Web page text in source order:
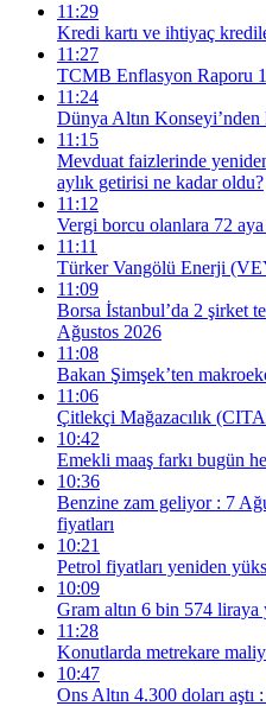
11:29
Kredi kartı ve ihtiyaç
11:27
TCMB Enflasyon Raporu
11:24
Dünya Altın
11:15
Mevduat faizlerinde
aylık getirisi ne kadar oldu?
11:12
Vergi borcu olanlara 72 aya
11:11
Türker Vangölü Enerji
11:09
Borsa İstanbul’da 2 şirket
Ağustos 2026
11:08
Bakan Şimşek’ten
11:06
Çitlekçi Mağazacılık
10:42
Emekli maaş farkı bugün
10:36
Benzine zam geliyor : 7
fiyatları
10:21
Petrol fiyatları yeniden
10:09
Gram altın 6 bin 574 liraya
11:28
Konutlarda metrekare
10:47
Ons Altın 4.300 doları